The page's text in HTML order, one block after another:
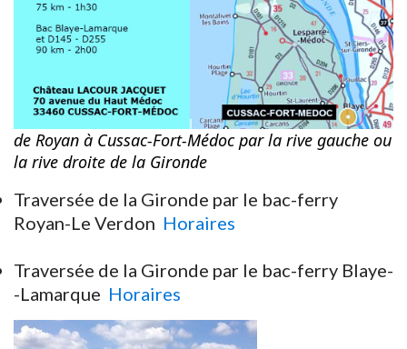
de Royan à Cussac-Fort-Médoc par la rive gauche ou
la rive droite de la Gironde
Traversée de la Gironde par le bac-ferry
Royan-Le Verdon Horaires
Traversée de la Gironde par le bac-ferry Blaye-
-Lamarque Horaires